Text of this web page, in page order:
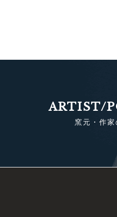
ARTIST/
窯元・作